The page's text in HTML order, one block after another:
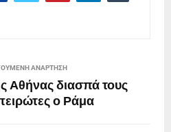
ΑΝΆΡΤΗΣΗ
Αθήνας διασπά τους
ο Ράμα